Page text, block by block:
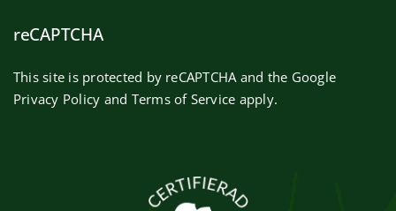
reCAPTCHA
This site is protected by reCAPTCHA and the Google
Privacy Policy and Terms of Service apply.